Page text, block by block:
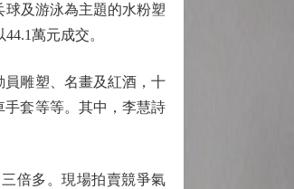
及游泳為主題的水粉塑
萬元成交。
雕塑、名畫及紅酒，十
套等等。其中，李慧詩
倍多。現場拍賣競爭氣